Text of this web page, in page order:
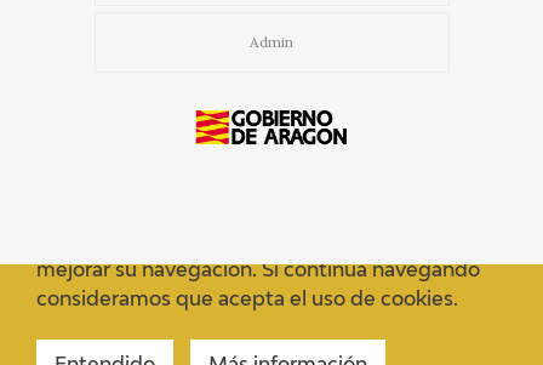
Admin
mejorar su navegación. Si continua navegando
consideramos que acepta el uso de cookies.